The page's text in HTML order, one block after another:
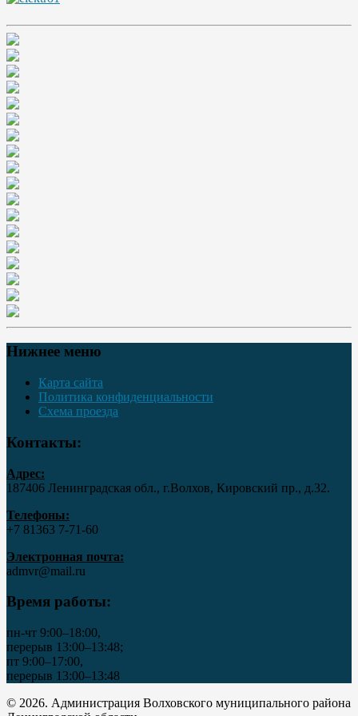
Нижнее меню
Карта сайта
Политика конфиденциальности
Схема проезда
Контакты:
Адрес:
187406 Ленинградская обл., г.Волхов, Кировский пр., д.32.
Телефоны:
+7 81363 7‑71-60
Электронная почта:
admvr@mail.ru
Время работы:
пн-чт 9:00–18:00,
перерыв 13:00–13:48;
пт 9:00–17:00,
перерыв 13:00–13:48
© 2026. Администрация Волховского муниципального района